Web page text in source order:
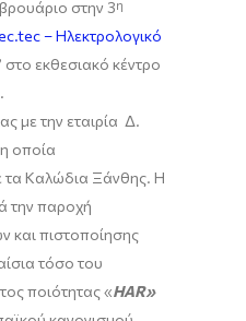
στην 3η
– Ηλεκτρολογικό
στο εκθεσιακό κέντρο
με την εταιρία Δ.
οποία
τα Καλώδια Ξάνθης. Η
την παροχή
και πιστοποίησης
τόσο του
ποιότητας «HAR»